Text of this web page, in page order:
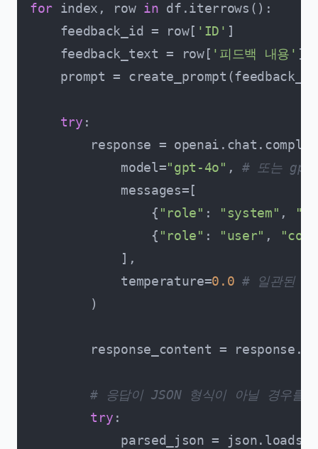
for index, row in df.iterrows():
    feedback_id = row[
'ID' ]
    feedback_text = row[
'피드백 내용' ]
prompt =
try :
response =
            model=
"gpt-4o" , # 또는
            messages=[
                {
"role" : "system" ,
                {
"role" : "user" ,
            ],
            temperature=
0.0 # 일관된
        )
response_content =
# 응답이 JSON 형식이 아닐 경우를
try :
parsed_json =